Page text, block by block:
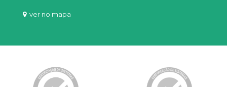
ver no mapa